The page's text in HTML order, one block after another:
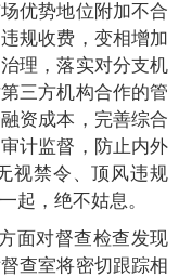
优势地位附加不合
规收费，变相增加
理，落实对分支机
三方机构合作的管
资成本，完善综合
计监督，防止内外
视禁令、顶风违规
起，绝不姑息。
对督查检查发现
查室将密切跟踪相